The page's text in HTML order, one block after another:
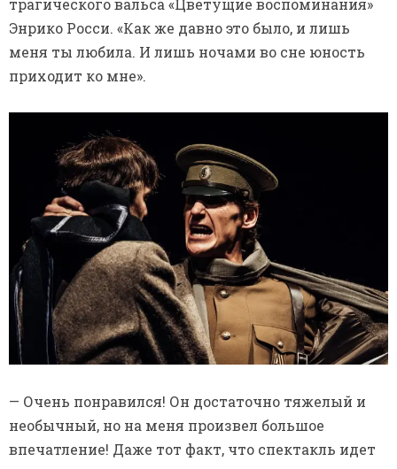
трагического вальса «Цветущие воспоминания»
Энрико Росси. «Как же давно это было, и лишь
меня ты любила. И лишь ночами во сне юность
приходит ко мне».
— Очень понравился! Он достаточно тяжелый и
необычный, но на меня произвел большое
впечатление! Даже тот факт, что спектакль идет